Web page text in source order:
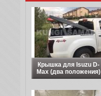
Крышка для Isuzu D-
Max (два положения)